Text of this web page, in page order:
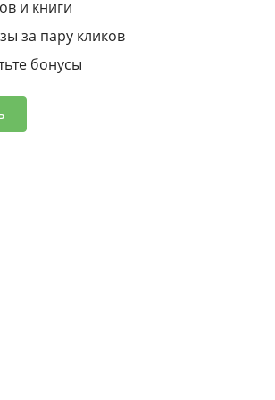
Принять
и книги
за пару кликов
бонусы